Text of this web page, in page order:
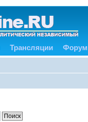
Трансляции Форум